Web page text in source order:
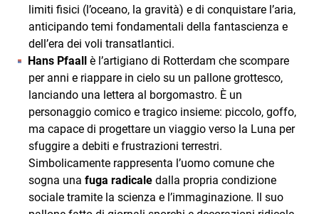
limiti fisici (l’oceano, la gravità) e di conquistare l’aria,
anticipando temi fondamentali della fantascienza e
dell’era dei voli transatlantici.
Hans Pfaall è l’artigiano di Rotterdam che scompare
per anni e riappare in cielo su un pallone grottesco,
lanciando una lettera al borgomastro. È un
personaggio comico e tragico insieme: piccolo, goffo,
ma capace di progettare un viaggio verso la Luna per
sfuggire a debiti e frustrazioni terrestri.
Simbolicamente rappresenta l’uomo comune che
sogna una fuga radicale dalla propria condizione
sociale tramite la scienza e l’immaginazione. Il suo